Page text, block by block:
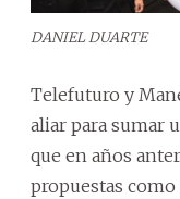
DANIEL DUARTE
Telefuturo y
aliar para sumar
que en años
propuestas